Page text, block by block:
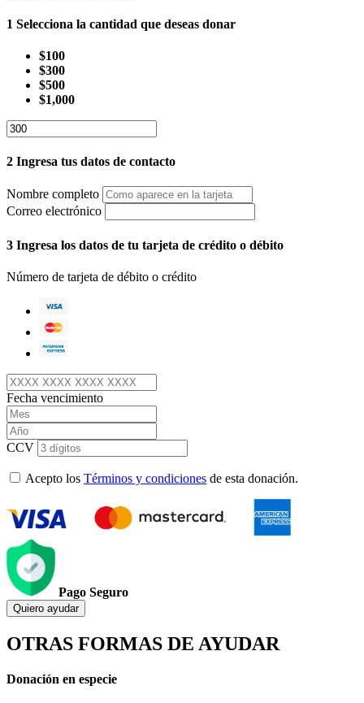
1 Selecciona la cantidad que deseas donar
$100
$300
$500
$1,000
2 Ingresa tus datos de contacto
Nombre completo
Correo electrónico
3 Ingresa los datos de tu tarjeta de crédito o débito
Número de tarjeta de débito o crédito
Fecha vencimiento
CCV
Acepto los Términos y condiciones de esta donación.
Pago Seguro
Quiero ayudar
OTRAS FORMAS DE AYUDAR
Donación en especie